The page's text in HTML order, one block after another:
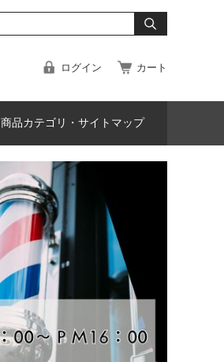
ログイン カート
商品カテゴリ・サイトマップ